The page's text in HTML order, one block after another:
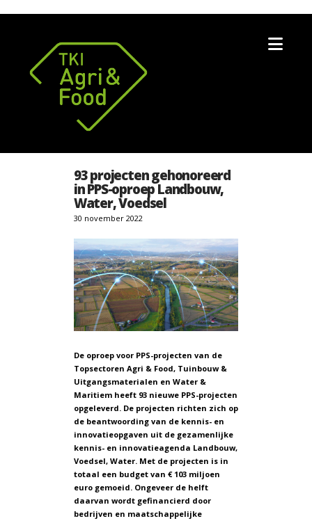
93 projecten gehonoreerd
in PPS-oproep Landbouw,
Water, Voedsel
30 november 2022
De oproep voor PPS-projecten van de
Topsectoren Agri & Food, Tuinbouw &
Uitgangsmaterialen en Water &
Maritiem heeft 93 nieuwe PPS-projecten
opgeleverd. De projecten richten zich op
de beantwoording van de kennis- en
innovatieopgaven uit de gezamenlijke
kennis- en innovatieagenda Landbouw,
Voedsel, Water. Met de projecten is in
totaal een budget van € 103 miljoen
euro gemoeid. Ongeveer de helft
daarvan wordt gefinancierd door
bedrijven en maatschappelijke